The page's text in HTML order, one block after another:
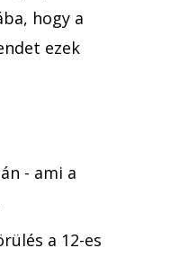
hogy a
ezek
- ami a
a 12-es